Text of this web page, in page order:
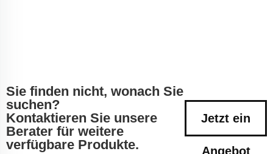
Sie finden nicht, wonach Sie
suchen?
Kontaktieren Sie unsere
Berater für weitere
verfügbare Produkte.
Jetzt ein
Angebot